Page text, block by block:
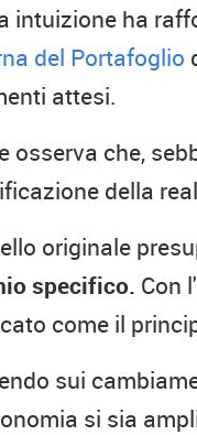
intuizione ha
del Portafoglio
attesi.
osserva che,
della
originale
specifico. Con
come il
sui
si sia